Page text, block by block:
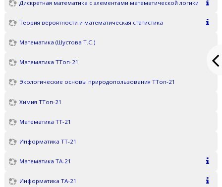
Дискретная математика с элементами математической логики
Теория вероятности и математическая статистика
Математика (Шустова Т.С.)
Математика ТТоп-21
Экологические основы природопользования ТТоп-21
Химия ТТоп-21
Математика ТТ-21
Информатика ТТ-21
Математика ТА-21
Информатика ТА-21